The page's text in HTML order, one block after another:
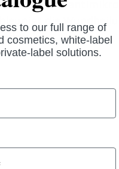
besitzt
die
to our full range of
cosmetics, white-label
label solutions.